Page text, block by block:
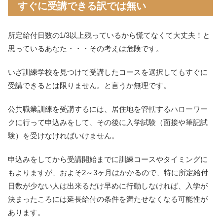
すぐに受講できる訳では無い
所定給付日数の1/3以上残っているから慌てなくて大丈夫！と
思っているあなた・・・その考えは危険です。
いざ訓練学校を見つけて受講したコースを選択してもすぐに
受講できるとは限りません。と言うか無理です。
公共職業訓練を受講するには、居住地を管轄するハローワー
クに行って申込みをして、その後に入学試験（面接や筆記試
験）を受けなければいけません。
申込みをしてから受講開始までに訓練コースやタイミングに
もよりますが、およそ2～3ヶ月はかかるので、特に所定給付
日数が少ない人は出来るだけ早めに行動しなければ、入学が
決まったころには延長給付の条件を満たせなくなる可能性が
あります。